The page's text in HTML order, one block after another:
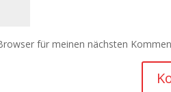
für meinen nächsten